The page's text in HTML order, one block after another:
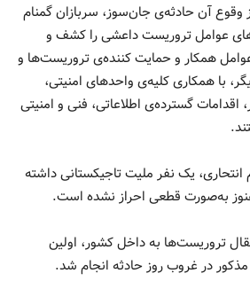
وقوع آن حادثه‌ی جان‌سوز، سربازان گمنام
عوامل تروریست داعشی را کشف و
همکار و حمایت کننده‌ی تروریست‌ها و
با همکاری کلیه‌ی واحد‌های امنیتی،
اقدامات گسترده‌ی اطلاعاتی، فنی و امنیتی
یک نفر ملیت تاجیکستانی داشته
به‌صورت قطعی احراز نشده است.
تروریست‌ها به داخل کشور، اولین
در غروب روز حادثه انجام شد.